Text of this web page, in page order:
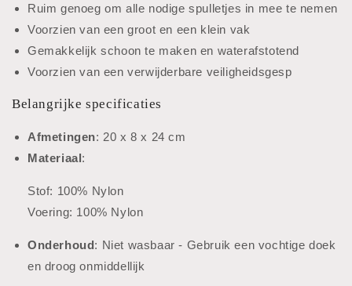
Ruim genoeg om alle nodige spulletjes in mee te nemen
Voorzien van een groot en een klein vak
Gemakkelijk schoon te maken en waterafstotend
Voorzien van een verwijderbare veiligheidsgesp
Belangrijke specificaties
Afmetingen: 20 x 8 x 24 cm
Materiaal:
Stof: 100% Nylon
Voering: 100% Nylon
Onderhoud: Niet wasbaar - Gebruik een vochtige doek
en droog onmiddellijk